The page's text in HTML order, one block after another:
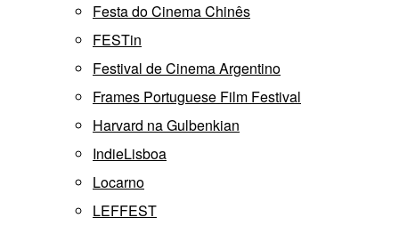
Festa do Cinema Chinês
FESTin
Festival de Cinema Argentino
Frames Portuguese Film Festival
Harvard na Gulbenkian
IndieLisboa
Locarno
LEFFEST